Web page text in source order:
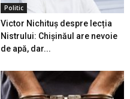
Politic
Victor Nichituș despre lecția
Nistrului: Chișinăul are nevoie
de apă, dar...